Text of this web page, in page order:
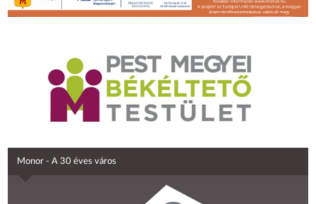
Monor - A 30 éves város